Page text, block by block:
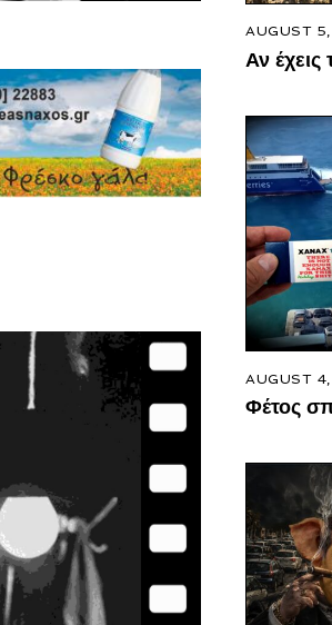
AUGUST
Αν έχεις
AUGUST
Φέτος